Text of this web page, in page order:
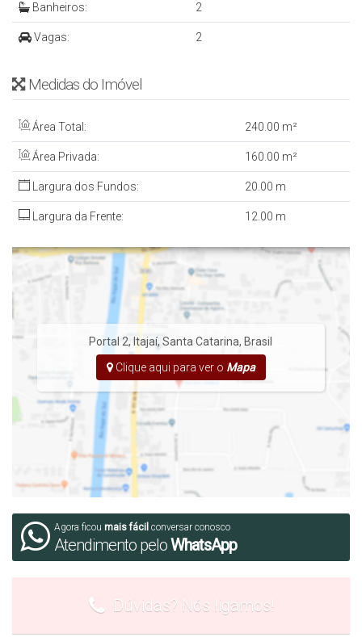
Mais informações: Inbox, Whatsapp ou Email
Denis Alexandre Imóveis
CRECI 4813 J
Tel/WhatsApp: (47) 99994-0042
denis@denisalexandreimoveis.com.br
Agende uma visita ao imóvel!
Banheiros: 2
Vagas: 2
Medidas do Imóvel
Área Total: 240 .00 m²
Área Privada: 160 .00 m²
Largura dos Fundos: 20 .00 m
Largura da Frente: 12 .00 m
Portal 2, Itajaí,Santa Catarina, Brasil
Clique aqui para ver o Mapa
Agora ficou mais fácil conversar conosco
Atendimento peloWhatsApp
Dúvidas? Nós ligamos!